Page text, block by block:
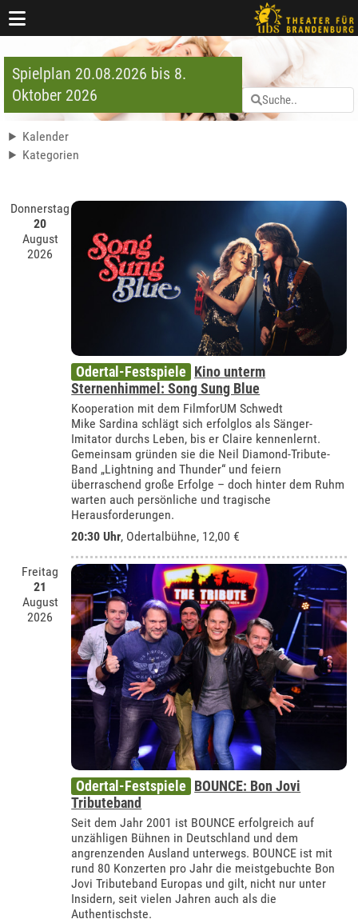
Spielplan 20.08.2026 bis 8.
Oktober 2026
Kalender
Kategorien
Donnerstag
20
August
2026
Odertal-Festspiele Kino unterm
Sternenhimmel: Song Sung Blue
Kooperation mit dem FilmforUM Schwedt
Mike Sardina schlägt sich erfolglos als Sänger-
Imitator durchs Leben, bis er Claire kennenlernt.
Gemeinsam gründen sie die Neil Diamond-Tribute-
Band „Lightning and Thunder“ und feiern
überraschend große Erfolge – doch hinter dem Ruhm
warten auch persönliche und tragische
Herausforderungen.
20:30 Uhr, Odertalbühne, 12,00 €
Freitag
21
August
2026
Odertal-Festspiele BOUNCE: Bon Jovi
Tributeband
Seit dem Jahr 2001 ist BOUNCE erfolgreich auf
unzähligen Bühnen in Deutschland und dem
angrenzenden Ausland unterwegs. BOUNCE ist mit
rund 80 Konzerten pro Jahr die meistgebuchte Bon
Jovi Tributeband Europas und gilt, nicht nur unter
Insidern, seit vielen Jahren auch als die
Authentischste.